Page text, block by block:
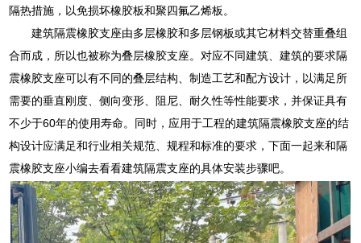
隔热措施，以免损坏橡胶板和聚四氟乙烯板。
建筑隔震橡胶支座由多层橡胶和多层钢板或其它材料交替重叠组
合而成，所以也被称为叠层橡胶支座。对应不同建筑、建筑的要求隔
震橡胶支座可以有不同的叠层结构、制造工艺和配方设计，以满足所
需要的垂直刚度、侧向变形、阻尼、耐久性等性能要求，并保证具有
不少于60年的使用寿命。同时，应用于工程的建筑隔震橡胶支座的结
构设计应满足和行业相关规范、规程和标准的要求，下面一起来和隔
震橡胶支座小编去看看建筑隔震支座的具体安装步骤吧。